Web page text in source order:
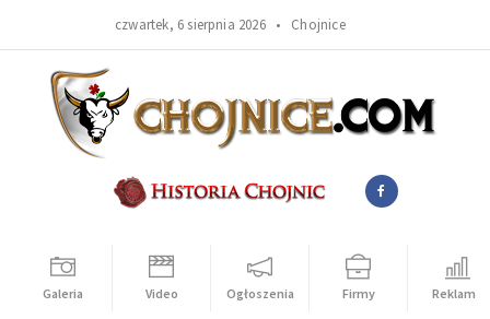
czwartek, 6 sierpnia 2026 • Chojnice
Galeria Video Ogłoszenia Firmy Reklama